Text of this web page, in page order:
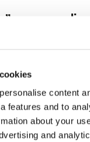
content
features and to
about your
and
pone en
marcados con